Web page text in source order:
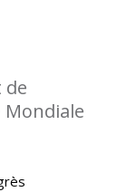
de
Mondiale